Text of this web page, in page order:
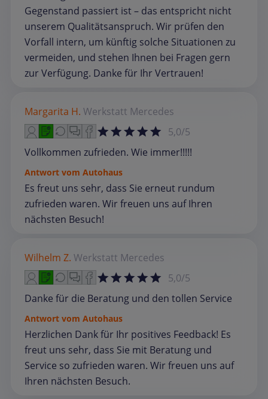
Gegenstand passiert ist – das entspricht nicht
unserem Qualitätsanspruch. Wir prüfen den
Vorfall intern, um künftig solche Situationen zu
vermeiden, und stehen Ihnen bei Fragen gern
zur Verfügung. Danke für Ihr Vertrauen!
Margarita H. Werkstatt Mercedes
5,0/5
Vollkommen zufrieden. Wie immer!!!!!
Antwort vom Autohaus
Es freut uns sehr, dass Sie erneut rundum
zufrieden waren. Wir freuen uns auf Ihren
nächsten Besuch!
Wilhelm Z. Werkstatt Mercedes
5,0/5
Danke für die Beratung und den tollen Service
Antwort vom Autohaus
Herzlichen Dank für Ihr positives Feedback! Es
freut uns sehr, dass Sie mit Beratung und
Service so zufrieden waren. Wir freuen uns auf
Ihren nächsten Besuch.